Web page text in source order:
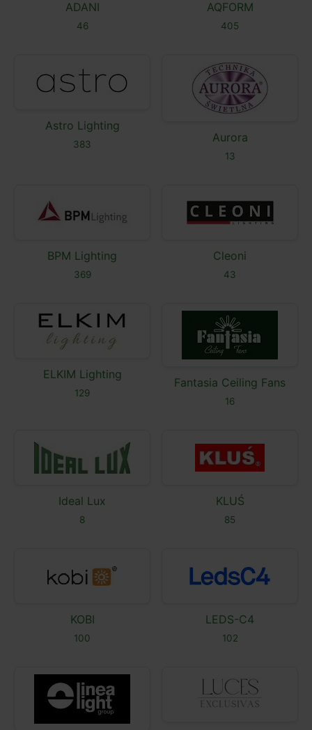
ADANI
46
AQFORM
405
Astro Lighting
383 Aurora
13
BPM Lighting
369
Cleoni
43
ELKIM Lighting
129
Fantasia Ceiling Fans
16
Ideal Lux
8
KLUŚ
85
KOBI
100
LEDS-C4
102